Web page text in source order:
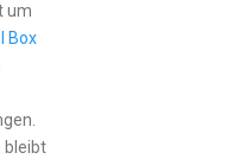
um
Box
bleibt